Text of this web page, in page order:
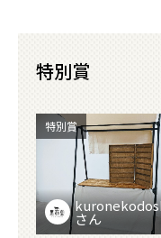
特別賞
特別賞
さん